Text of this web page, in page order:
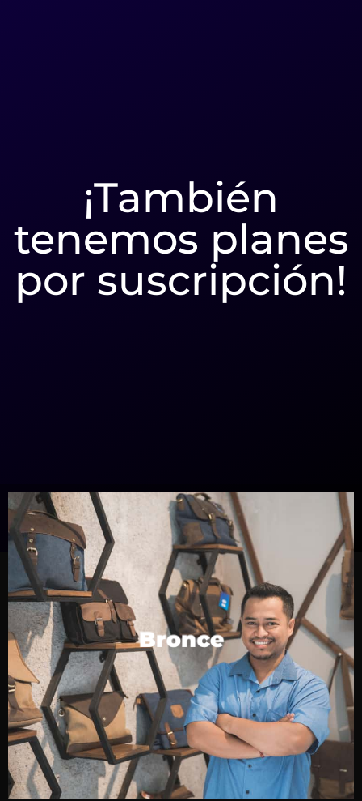
¡También
tenemos planes
por suscripción!
Bronce
Bronce
Hasta 1,000 palabras de traducción/localización y
revisión al mes por un cargo único mensual a un
costo promocional.
CONTÁCTENOS